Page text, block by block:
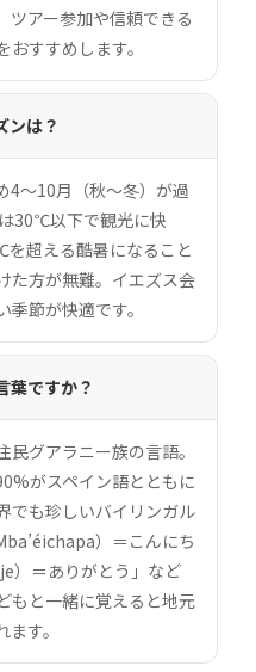
ツアー参加や信頼できる
すすめします。
ンは？
4〜10月（秋〜冬）が過
30℃以下で観光に快
超える酷暑になること
た方が無難。イエズス会
節が快適です。
葉ですか？
グアラニー族の言語。
がスペイン語とともに
でも珍しいバイリンガル
）＝こんにち
）＝ありがとう」など
もと一緒に覚えると地元
す。